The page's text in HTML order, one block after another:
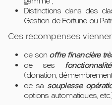
Distinctions dans des
Gestion de Fortune ou
Ces récompenses
de son offre financière
de ses
(donation,
de sa souplesse
options automatiques,